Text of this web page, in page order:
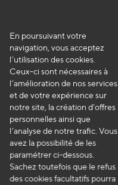
En poursuivant votre
navigation, vous acceptez
l’utilisation des cookies.
Ceux-ci sont nécessaires à
l’amélioration de nos services
et de votre expérience sur
notre site, la création d’offres
personnelles ainsi que
l’analyse de notre trafic. Vous
avez la possibilité de les
paramétrer ci-dessous.
Sachez toutefois que le refus
des cookies facultatifs pourra
rond Ø130x10mm